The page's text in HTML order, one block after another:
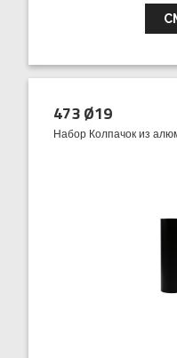
473 Ø19
Набор Колпачок из